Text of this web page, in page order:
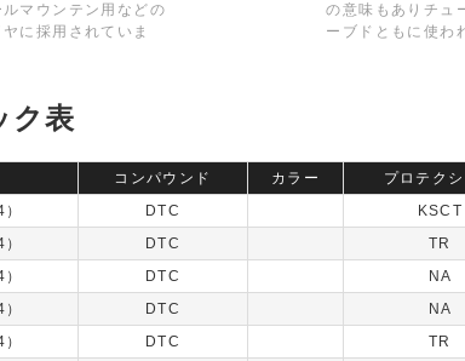
ルマウンテン用などの
に採用されていま
の意味もありチュ
ーブドともに使わ
ク表
コンパウンド カラー プロテク
DTC KSCT
DTC TR
DTC NA
DTC NA
DTC TR